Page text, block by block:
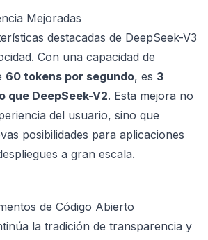
Mejoradas
destacadas de DeepSeek-V3
Con una capacidad de
60 tokens por segundo, es 3
que DeepSeek-V2. Esta mejora no
del usuario, sino que
posibilidades para aplicaciones
a gran escala.
de Código Abierto
la tradición de transparencia y